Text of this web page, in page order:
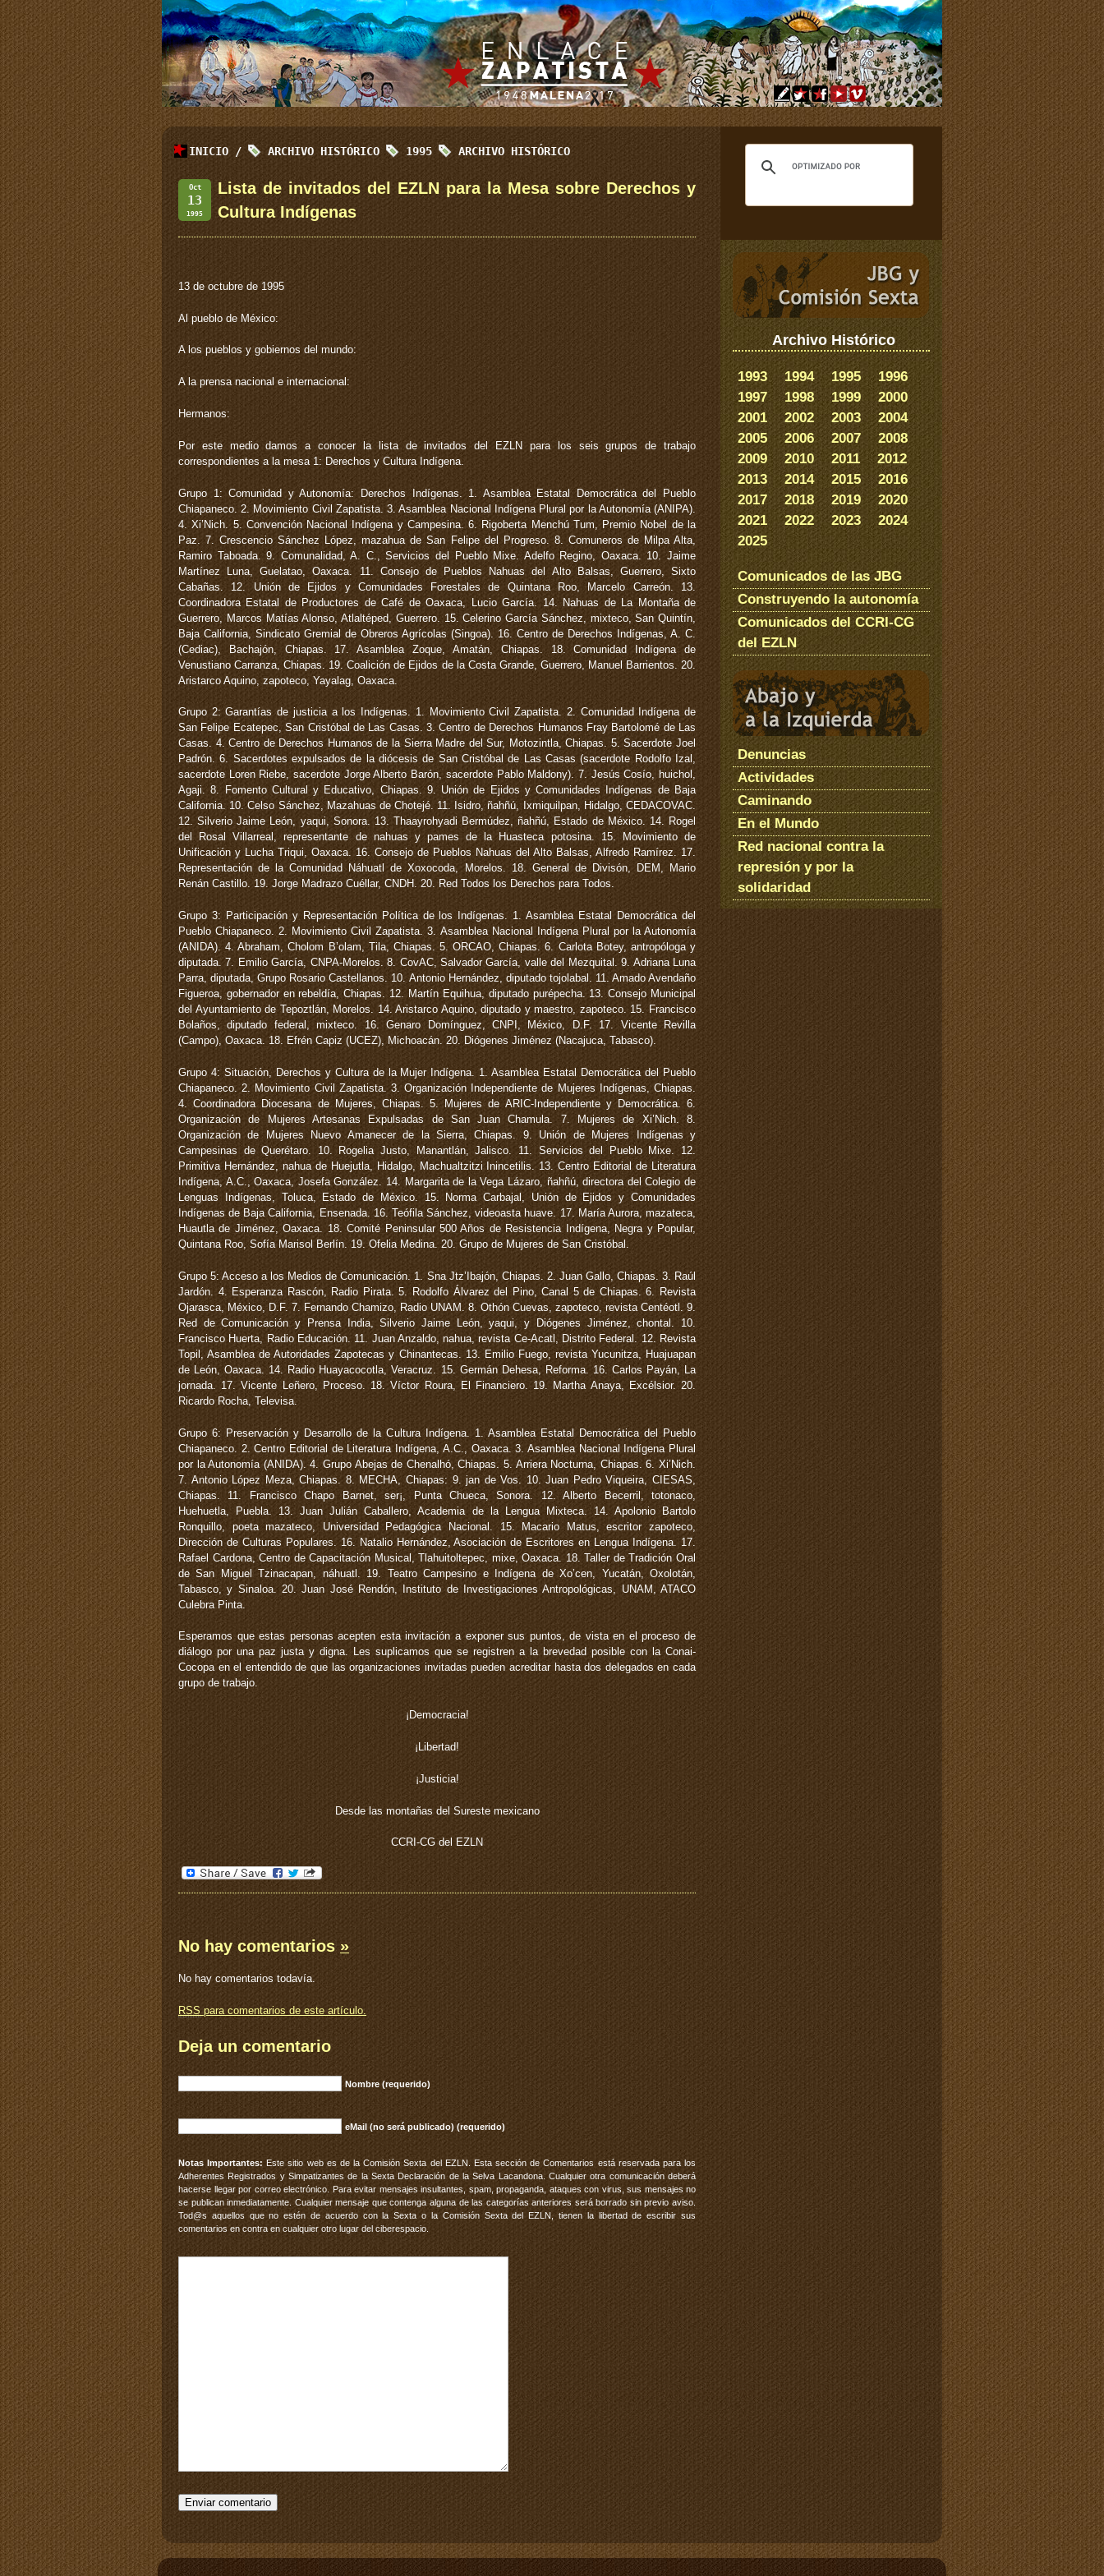
INICIO / ARCHIVO HISTÓRICO 1995 ARCHIVO HISTÓRICO
Oct
13
1995
Lista de invitados del EZLN para la Mesa sobre Derechos y
Cultura Indígenas
13 de octubre de 1995
Al pueblo de México:
A los pueblos y gobiernos del mundo:
A la prensa nacional e internacional:
Hermanos:
Por este medio damos a conocer la lista de invitados del EZLN para los seis grupos de trabajo
correspondientes a la mesa 1: Derechos y Cultura Indígena.
Grupo 1: Comunidad y Autonomía: Derechos Indígenas. 1. Asamblea Estatal Democrática del Pueblo
Chiapaneco. 2. Movimiento Civil Zapatista. 3. Asamblea Nacional Indígena Plural por la Autonomía (ANIPA).
4. Xi’Nich. 5. Convención Nacional Indígena y Campesina. 6. Rigoberta Menchú Tum, Premio Nobel de la
Paz. 7. Crescencio Sánchez López, mazahua de San Felipe del Progreso. 8. Comuneros de Milpa Alta,
Ramiro Taboada. 9. Comunalidad, A. C., Servicios del Pueblo Mixe. Adelfo Regino, Oaxaca. 10. Jaime
Martínez Luna, Guelatao, Oaxaca. 11. Consejo de Pueblos Nahuas del Alto Balsas, Guerrero, Sixto
Cabañas. 12. Unión de Ejidos y Comunidades Forestales de Quintana Roo, Marcelo Carreón. 13.
Coordinadora Estatal de Productores de Café de Oaxaca, Lucio García. 14. Nahuas de La Montaña de
Guerrero, Marcos Matías Alonso, Atlaltéped, Guerrero. 15. Celerino García Sánchez, mixteco, San Quintín,
Baja California, Sindicato Gremial de Obreros Agrícolas (Singoa). 16. Centro de Derechos Indígenas, A. C.
(Cediac), Bachajón, Chiapas. 17. Asamblea Zoque, Amatán, Chiapas. 18. Comunidad Indígena de
Venustiano Carranza, Chiapas. 19. Coalición de Ejidos de la Costa Grande, Guerrero, Manuel Barrientos. 20.
Aristarco Aquino, zapoteco, Yayalag, Oaxaca.
Grupo 2: Garantías de justicia a los Indígenas. 1. Movimiento Civil Zapatista. 2. Comunidad Indígena de
San Felipe Ecatepec, San Cristóbal de Las Casas. 3. Centro de Derechos Humanos Fray Bartolomé de Las
Casas. 4. Centro de Derechos Humanos de la Sierra Madre del Sur, Motozintla, Chiapas. 5. Sacerdote Joel
Padrón. 6. Sacerdotes expulsados de la diócesis de San Cristóbal de Las Casas (sacerdote Rodolfo Izal,
sacerdote Loren Riebe, sacerdote Jorge Alberto Barón, sacerdote Pablo Maldony). 7. Jesús Cosío, huichol,
Agaji. 8. Fomento Cultural y Educativo, Chiapas. 9. Unión de Ejidos y Comunidades Indígenas de Baja
California. 10. Celso Sánchez, Mazahuas de Chotejé. 11. Isidro, ñahñú, Ixmiquilpan, Hidalgo, CEDACOVAC.
12. Silverio Jaime León, yaqui, Sonora. 13. Thaayrohyadi Bermúdez, ñahñú, Estado de México. 14. Rogel
del Rosal Villarreal, representante de nahuas y pames de la Huasteca potosina. 15. Movimiento de
Unificación y Lucha Triqui, Oaxaca. 16. Consejo de Pueblos Nahuas del Alto Balsas, Alfredo Ramírez. 17.
Representación de la Comunidad Náhuatl de Xoxocoda, Morelos. 18. General de Divisón, DEM, Mario
Renán Castillo. 19. Jorge Madrazo Cuéllar, CNDH. 20. Red Todos los Derechos para Todos.
Grupo 3: Participación y Representación Política de los Indígenas. 1. Asamblea Estatal Democrática del
Pueblo Chiapaneco. 2. Movimiento Civil Zapatista. 3. Asamblea Nacional Indígena Plural por la Autonomía
(ANIDA). 4. Abraham, Cholom B’olam, Tila, Chiapas. 5. ORCAO, Chiapas. 6. Carlota Botey, antropóloga y
diputada. 7. Emilio García, CNPA-Morelos. 8. CovAC, Salvador García, valle del Mezquital. 9. Adriana Luna
Parra, diputada, Grupo Rosario Castellanos. 10. Antonio Hernández, diputado tojolabal. 11. Amado Avendaño
Figueroa, gobernador en rebeldía, Chiapas. 12. Martín Equihua, diputado purépecha. 13. Consejo Municipal
del Ayuntamiento de Tepoztlán, Morelos. 14. Aristarco Aquino, diputado y maestro, zapoteco. 15. Francisco
Bolaños, diputado federal, mixteco. 16. Genaro Domínguez, CNPI, México, D.F. 17. Vicente Revilla
(Campo), Oaxaca. 18. Efrén Capiz (UCEZ), Michoacán. 20. Diógenes Jiménez (Nacajuca, Tabasco).
Grupo 4: Situación, Derechos y Cultura de la Mujer Indígena. 1. Asamblea Estatal Democrática del Pueblo
Chiapaneco. 2. Movimiento Civil Zapatista. 3. Organización Independiente de Mujeres Indígenas, Chiapas.
4. Coordinadora Diocesana de Mujeres, Chiapas. 5. Mujeres de ARIC-Independiente y Democrática. 6.
Organización de Mujeres Artesanas Expulsadas de San Juan Chamula. 7. Mujeres de Xi’Nich. 8.
Organización de Mujeres Nuevo Amanecer de la Sierra, Chiapas. 9. Unión de Mujeres Indígenas y
Campesinas de Querétaro. 10. Rogelia Justo, Manantlán, Jalisco. 11. Servicios del Pueblo Mixe. 12.
Primitiva Hernández, nahua de Huejutla, Hidalgo, Machualtzitzi Inincetilis. 13. Centro Editorial de Literatura
Indígena, A.C., Oaxaca, Josefa González. 14. Margarita de la Vega Lázaro, ñahñú, directora del Colegio de
Lenguas Indígenas, Toluca, Estado de México. 15. Norma Carbajal, Unión de Ejidos y Comunidades
Indígenas de Baja California, Ensenada. 16. Teófila Sánchez, videoasta huave. 17. María Aurora, mazateca,
Huautla de Jiménez, Oaxaca. 18. Comité Peninsular 500 Años de Resistencia Indígena, Negra y Popular,
Quintana Roo, Sofía Marisol Berlín. 19. Ofelia Medina. 20. Grupo de Mujeres de San Cristóbal.
Grupo 5: Acceso a los Medios de Comunicación. 1. Sna Jtz’Ibajón, Chiapas. 2. Juan Gallo, Chiapas. 3. Raúl
Jardón. 4. Esperanza Rascón, Radio Pirata. 5. Rodolfo Álvarez del Pino, Canal 5 de Chiapas. 6. Revista
Ojarasca, México, D.F. 7. Fernando Chamizo, Radio UNAM. 8. Othón Cuevas, zapoteco, revista Centéotl. 9.
Red de Comunicación y Prensa India, Silverio Jaime León, yaqui, y Diógenes Jiménez, chontal. 10.
Francisco Huerta, Radio Educación. 11. Juan Anzaldo, nahua, revista Ce-Acatl, Distrito Federal. 12. Revista
Topil, Asamblea de Autoridades Zapotecas y Chinantecas. 13. Emilio Fuego, revista Yucunitza, Huajuapan
de León, Oaxaca. 14. Radio Huayacocotla, Veracruz. 15. Germán Dehesa, Reforma. 16. Carlos Payán, La
jornada. 17. Vicente Leñero, Proceso. 18. Víctor Roura, El Financiero. 19. Martha Anaya, Excélsior. 20.
Ricardo Rocha, Televisa.
Grupo 6: Preservación y Desarrollo de la Cultura Indígena. 1. Asamblea Estatal Democrática del Pueblo
Chiapaneco. 2. Centro Editorial de Literatura Indígena, A.C., Oaxaca. 3. Asamblea Nacional Indígena Plural
por la Autonomía (ANIDA). 4. Grupo Abejas de Chenalhó, Chiapas. 5. Arriera Nocturna, Chiapas. 6. Xi’Nich.
7. Antonio López Meza, Chiapas. 8. MECHA, Chiapas: 9. jan de Vos. 10. Juan Pedro Viqueira, CIESAS,
Chiapas. 11. Francisco Chapo Barnet, ser¡, Punta Chueca, Sonora. 12. Alberto Becerril, totonaco,
Huehuetla, Puebla. 13. Juan Julián Caballero, Academia de la Lengua Mixteca. 14. Apolonio Bartolo
Ronquillo, poeta mazateco, Universidad Pedagógica Nacional. 15. Macario Matus, escritor zapoteco,
Dirección de Culturas Populares. 16. Natalio Hernández, Asociación de Escritores en Lengua Indígena. 17.
Rafael Cardona, Centro de Capacitación Musical, Tlahuitoltepec, mixe, Oaxaca. 18. Taller de Tradición Oral
de San Miguel Tzinacapan, náhuatl. 19. Teatro Campesino e Indígena de Xo’cen, Yucatán, Oxolotán,
Tabasco, y Sinaloa. 20. Juan José Rendón, Instituto de Investigaciones Antropológicas, UNAM, ATACO
Culebra Pinta.
Esperamos que estas personas acepten esta invitación a exponer sus puntos, de vista en el proceso de
diálogo por una paz justa y digna. Les suplicamos que se registren a la brevedad posible con la Conai-
Cocopa en el entendido de que las organizaciones invitadas pueden acreditar hasta dos delegados en cada
grupo de trabajo.
¡Democracia!
¡Libertad!
¡Justicia!
Desde las montañas del Sureste mexicano
CCRI-CG del EZLN
No hay comentarios »
No hay comentarios todavía.
RSS para comentarios de este artículo.
Deja un comentario
Nombre (requerido)
eMail (no será publicado) (requerido)
Notas Importantes: Este sitio web es de la Comisión Sexta del EZLN. Esta sección de Comentarios está reservada para los
Adherentes Registrados y Simpatizantes de la Sexta Declaración de la Selva Lacandona. Cualquier otra comunicación deberá
hacerse llegar por correo electrónico. Para evitar mensajes insultantes, spam, propaganda, ataques con virus, sus mensajes no
se publican inmediatamente. Cualquier mensaje que contenga alguna de las categorías anteriores será borrado sin previo aviso.
Tod@s aquellos que no estén de acuerdo con la Sexta o la Comisión Sexta del EZLN, tienen la libertad de escribir sus
comentarios en contra en cualquier otro lugar del ciberespacio.
Archivo Histórico
1993 1994 1995
1996
1997
1998 1999
2000
2001
2002 2003
2004
2005
2006 2007
2008
2009
2010 2011
2012
2013
2014 2015
2016
2017
2018 2019
2020
2021
2022 2023
2024
2025
Comunicados de las JBG
Construyendo la autonomía
Comunicados del CCRI-CG
del EZLN
Denuncias
Actividades
Caminando
En el Mundo
Red nacional contra la
represión y por la
solidaridad